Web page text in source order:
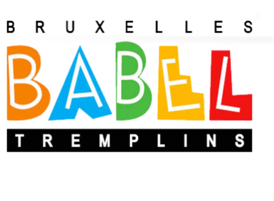
Nous écrire
Votre mail (obligatoire)